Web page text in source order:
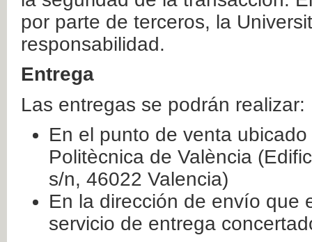
por parte de terceros, la
responsabilidad.
Entrega
Las entregas se podrán realizar:
En el punto de venta
Politècnica de València
s/n, 46022 Valencia)
En la dirección de envío que
servicio de entrega